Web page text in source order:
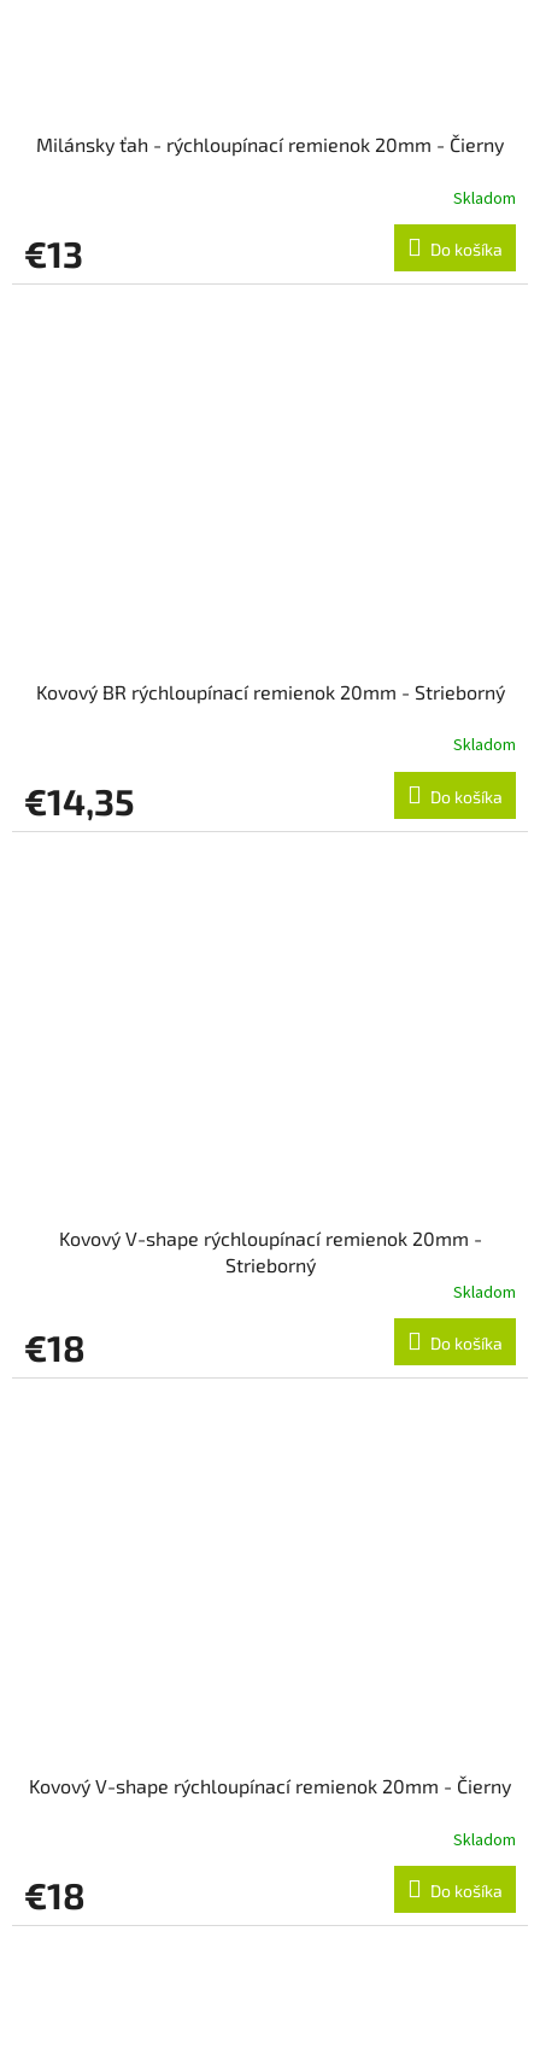
Milánsky ťah - rýchloupínací remienok 20mm - Čierny
Skladom
€13 Do košíka
Kovový BR rýchloupínací remienok 20mm - Strieborný
Skladom
€14,35 Do košíka
Kovový V-shape rýchloupínací remienok 20mm -
Strieborný
Skladom
€18 Do košíka
Kovový V-shape rýchloupínací remienok 20mm - Čierny
Skladom
€18 Do košíka